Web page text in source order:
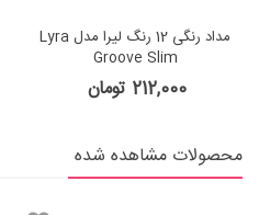
مداد رنگی 12 رنگ لیرا مدل Lyra
Groove Slim
212,000 تومان
محصولات مشاهده شده